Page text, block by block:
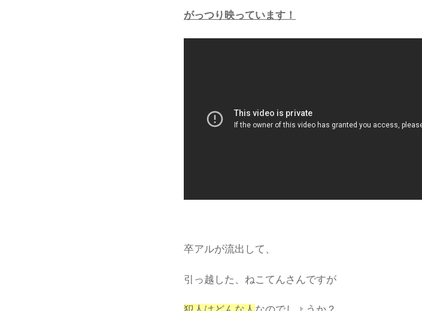
がっつり映っています！
卒アルが流出して、
引っ越した、ねこてんさんですが